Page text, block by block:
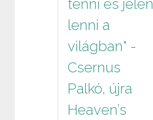
tenni és jelen
lenni a
világban" -
Csernus
Palkó, újra
Heaven’s